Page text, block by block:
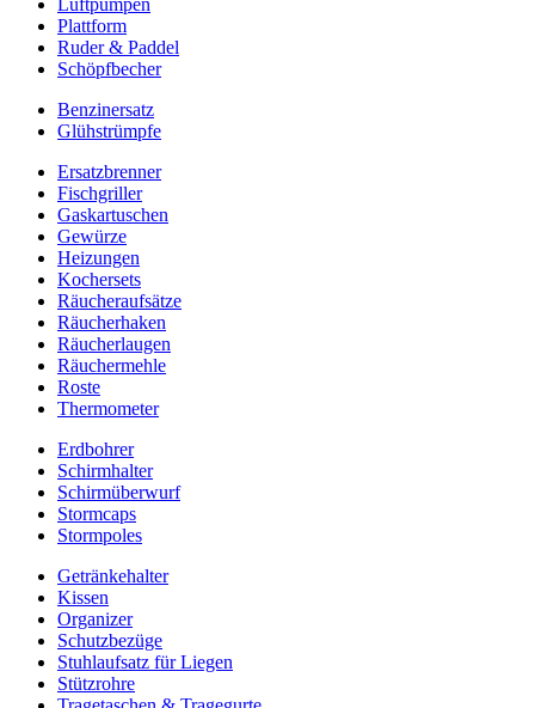
Plattform
Ruder & Paddel
Schöpfbecher
Benzinersatz
Glühstrümpfe
Ersatzbrenner
Fischgriller
Gaskartuschen
Gewürze
Heizungen
Kochersets
Räucheraufsätze
Räucherhaken
Räucherlaugen
Räuchermehle
Roste
Thermometer
Erdbohrer
Schirmhalter
Schirmüberwurf
Stormcaps
Stormpoles
Getränkehalter
Kissen
Organizer
Schutzbezüge
Stuhlaufsatz für Liegen
Stützrohre